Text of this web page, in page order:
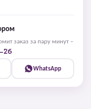
заказ за пару минут –
26
WhatsApp